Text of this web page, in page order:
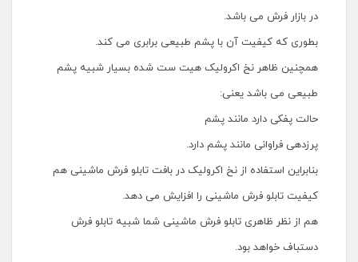
در بازار فرش می باشد.
بطوری که کیفیت آن با پشم طبیعی برابری می کند.
همچنین ظاهر نخ اکرولیک هیت ست شده بسیار شبیه پشم
طبیعی می باشد یعنی:
حالت پفکی دارد مانند پشم
پرزدهی فراوانی مانند پشم دارد.
بنابراین استفاده از نخ اکرولیک در بافت تابلو فرش ماشینی هم
کیفیت تابلو فرش ماشینی را افزایش می دهد.
هم از نظر ظاهری تابلو فرش ماشینی شما شبیه تابلو فرش
دستباف خواهد بود.